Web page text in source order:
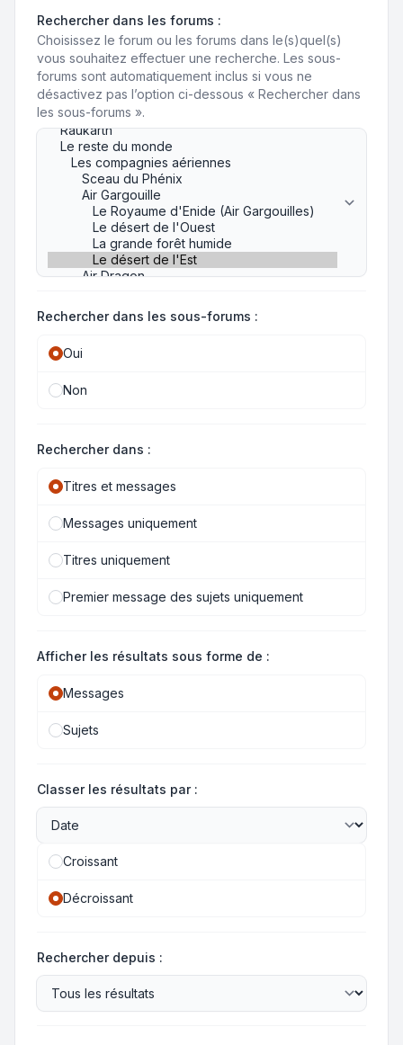
Rechercher dans les forums :
Choisissez le forum ou les forums dans le(s)quel(s)
vous souhaitez effectuer une recherche. Les sous-
forums sont automatiquement inclus si vous ne
désactivez pas l’option ci-dessous « Rechercher dans
les sous-forums ».
Rechercher dans les sous-forums :
Oui
Non
Rechercher dans :
Titres et messages
Messages uniquement
Titres uniquement
Premier message des sujets uniquement
Afficher les résultats sous forme de :
Messages
Sujets
Classer les résultats par :
Croissant
Décroissant
Rechercher depuis :